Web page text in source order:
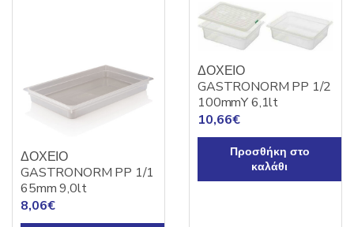
ΔΟΧΕΙΟ
GASTRONORM PP 1/1
65mm 9,0lt
8,06€
ΔΟΧΕΙΟ
GASTRONORM PP 1/2
100mmY 6,1lt
10,66€
Προσθήκη στο
καλάθι